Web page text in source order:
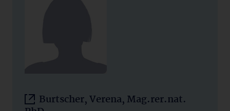
Burtscher, Verena, Mag.rer.nat.